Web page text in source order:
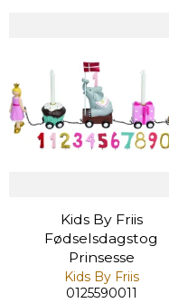
Kids By Friis
Fødselsdagstog
Prinsesse
Kids By Friis
0125590011